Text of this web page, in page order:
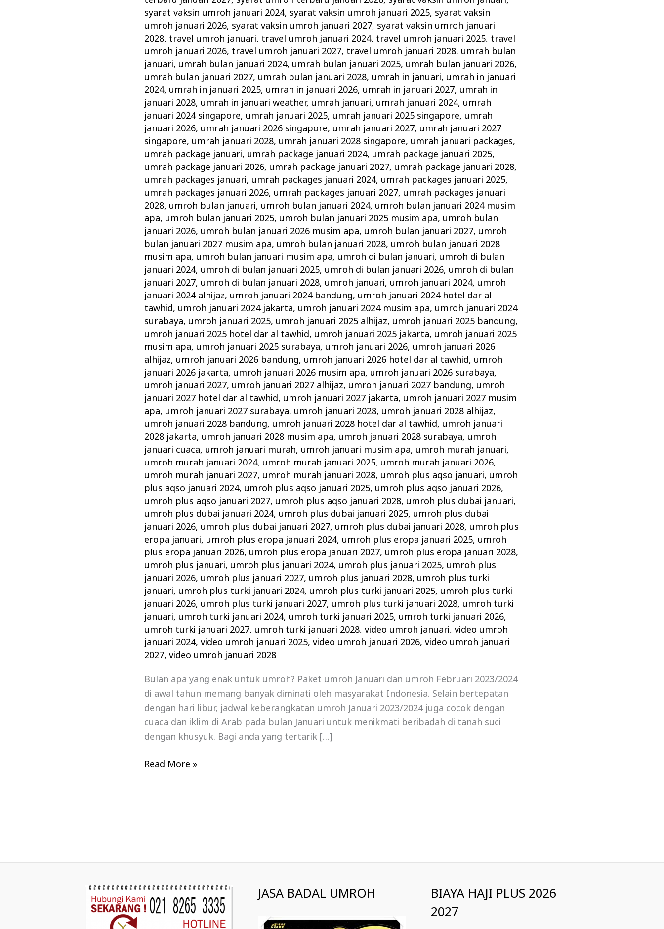
syarat vaksin umroh januari 2024, syarat vaksin umroh januari 2025, syarat vaksin
umroh januari 2026, syarat vaksin umroh januari 2027, syarat vaksin umroh januari
2028, travel umroh januari, travel umroh januari 2024, travel umroh januari 2025, travel
umroh januari 2026, travel umroh januari 2027, travel umroh januari 2028, umrah bulan
januari, umrah bulan januari 2024, umrah bulan januari 2025, umrah bulan januari 2026,
umrah bulan januari 2027, umrah bulan januari 2028, umrah in januari, umrah in januari
2024, umrah in januari 2025, umrah in januari 2026, umrah in januari 2027, umrah in
januari 2028, umrah in januari weather, umrah januari, umrah januari 2024, umrah
januari 2024 singapore, umrah januari 2025, umrah januari 2025 singapore, umrah
januari 2026, umrah januari 2026 singapore, umrah januari 2027, umrah januari 2027
singapore, umrah januari 2028, umrah januari 2028 singapore, umrah januari packages,
umrah package januari, umrah package januari 2024, umrah package januari 2025,
umrah package januari 2026, umrah package januari 2027, umrah package januari 2028,
umrah packages januari, umrah packages januari 2024, umrah packages januari 2025,
umrah packages januari 2026, umrah packages januari 2027, umrah packages januari
2028, umroh bulan januari, umroh bulan januari 2024, umroh bulan januari 2024 musim
apa, umroh bulan januari 2025, umroh bulan januari 2025 musim apa, umroh bulan
januari 2026, umroh bulan januari 2026 musim apa, umroh bulan januari 2027, umroh
bulan januari 2027 musim apa, umroh bulan januari 2028, umroh bulan januari 2028
musim apa, umroh bulan januari musim apa, umroh di bulan januari, umroh di bulan
januari 2024, umroh di bulan januari 2025, umroh di bulan januari 2026, umroh di bulan
januari 2027, umroh di bulan januari 2028, umroh januari, umroh januari 2024, umroh
januari 2024 alhijaz, umroh januari 2024 bandung, umroh januari 2024 hotel dar al
tawhid, umroh januari 2024 jakarta, umroh januari 2024 musim apa, umroh januari 2024
surabaya, umroh januari 2025, umroh januari 2025 alhijaz, umroh januari 2025 bandung,
umroh januari 2025 hotel dar al tawhid, umroh januari 2025 jakarta, umroh januari 2025
musim apa, umroh januari 2025 surabaya, umroh januari 2026, umroh januari 2026
alhijaz, umroh januari 2026 bandung, umroh januari 2026 hotel dar al tawhid, umroh
januari 2026 jakarta, umroh januari 2026 musim apa, umroh januari 2026 surabaya,
umroh januari 2027, umroh januari 2027 alhijaz, umroh januari 2027 bandung, umroh
januari 2027 hotel dar al tawhid, umroh januari 2027 jakarta, umroh januari 2027 musim
apa, umroh januari 2027 surabaya, umroh januari 2028, umroh januari 2028 alhijaz,
umroh januari 2028 bandung, umroh januari 2028 hotel dar al tawhid, umroh januari
2028 jakarta, umroh januari 2028 musim apa, umroh januari 2028 surabaya, umroh
januari cuaca, umroh januari murah, umroh januari musim apa, umroh murah januari,
umroh murah januari 2024, umroh murah januari 2025, umroh murah januari 2026,
umroh murah januari 2027, umroh murah januari 2028, umroh plus aqso januari, umroh
plus aqso januari 2024, umroh plus aqso januari 2025, umroh plus aqso januari 2026,
umroh plus aqso januari 2027, umroh plus aqso januari 2028, umroh plus dubai januari,
umroh plus dubai januari 2024, umroh plus dubai januari 2025, umroh plus dubai
januari 2026, umroh plus dubai januari 2027, umroh plus dubai januari 2028, umroh plus
eropa januari, umroh plus eropa januari 2024, umroh plus eropa januari 2025, umroh
plus eropa januari 2026, umroh plus eropa januari 2027, umroh plus eropa januari 2028,
umroh plus januari, umroh plus januari 2024, umroh plus januari 2025, umroh plus
januari 2026, umroh plus januari 2027, umroh plus januari 2028, umroh plus turki
januari, umroh plus turki januari 2024, umroh plus turki januari 2025, umroh plus turki
januari 2026, umroh plus turki januari 2027, umroh plus turki januari 2028, umroh turki
januari, umroh turki januari 2024, umroh turki januari 2025, umroh turki januari 2026,
umroh turki januari 2027, umroh turki januari 2028,video umroh januari,video umroh
januari 2024,video umroh januari 2025,video umroh januari 2026,video umroh januari
2027,video umroh januari 2028
Bulan apa yang enak untuk umroh? Paket umroh Januari dan umroh Februari 2023/2024
di awal tahun memang banyak diminati oleh masyarakat Indonesia. Selain bertepatan
dengan hari libur, jadwal keberangkatan umroh Januari 2023/2024 juga cocok dengan
cuaca dan iklim di Arab pada bulan Januari untuk menikmati beribadah di tanah suci
dengan khusyuk. Bagi anda yang tertarik […]
Read More »
JASA BADAL UMROH
BIAYA HAJI PLUS 2026
2027